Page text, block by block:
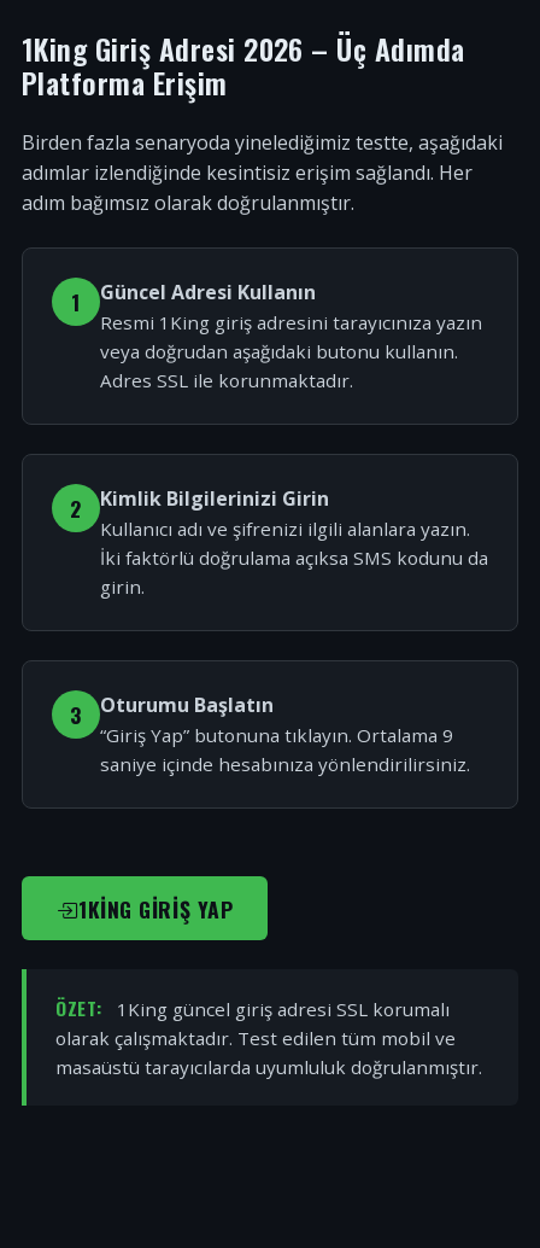
1King Giriş Adresi 2026 – Üç Adımda
Platforma Erişim
Birden fazla senaryoda yinelediğimiz testte, aşağıdaki
adımlar izlendiğinde kesintisiz erişim sağlandı. Her
adım bağımsız olarak doğrulanmıştır.
1 Güncel Adresi Kullanın
Resmi 1King giriş adresini tarayıcınıza yazın
veya doğrudan aşağıdaki butonu kullanın.
Adres SSL ile korunmaktadır.
2 Kimlik Bilgilerinizi Girin
Kullanıcı adı ve şifrenizi ilgili alanlara yazın.
İki faktörlü doğrulama açıksa SMS kodunu da
girin.
3 Oturumu Başlatın
“Giriş Yap” butonuna tıklayın. Ortalama 9
saniye içinde hesabınıza yönlendirilirsiniz.
1KING GIRIŞ YAP
ÖZET:
1King güncel giriş adresi SSL korumalı
olarak çalışmaktadır. Test edilen tüm mobil ve
masaüstü tarayıcılarda uyumluluk doğrulanmıştır.